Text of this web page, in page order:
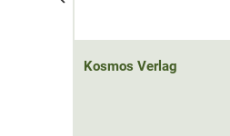
Kosmos Verlag